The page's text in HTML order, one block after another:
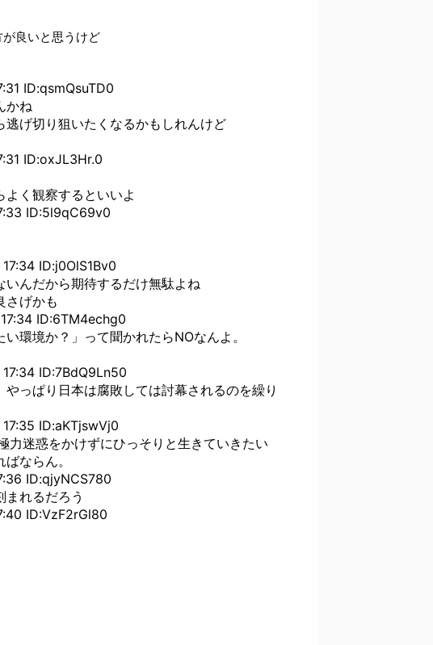
良いと思うけど
ID:qsmQsuTD0
かね
げ切り狙いたくなるかもしれんけど
ID:oxJL3Hr.0
よく観察するといいよ
ID:5l9qC69v0
ID:j0OlS1Bv0
んだから期待するだけ無駄よね
さげかも
ID:6TM4echg0
環境か？」って聞かれたらNOなんよ。
ID:7BdQ9Ln50
っぱり日本は腐敗しては討幕されるのを繰り
ID:aKTjswVj0
迷惑をかけずにひっそりと生きていきたい
ならん。
ID:qjyNCS780
れるだろう
ID:VzF2rGl80